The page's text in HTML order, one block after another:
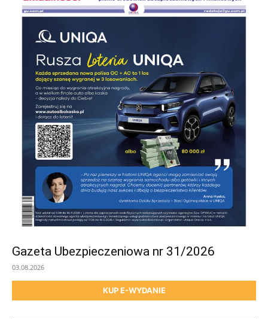
Gazeta Ubezpieczeniowa nr 31/2026
03.08.2026
KUP E-WYDANIE